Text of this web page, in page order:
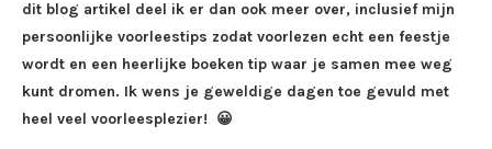
dit blog artikel deel ik er dan ook meer over, inclusief mijn
persoonlijke voorleestips zodat voorlezen echt een feestje
wordt en een heerlijke boeken tip waar je samen mee weg
kunt dromen. Ik wens je geweldige dagen toe gevuld met
heel veel voorleesplezier! 😀